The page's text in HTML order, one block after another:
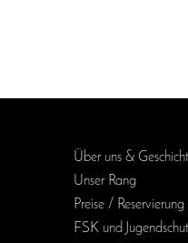
Über uns &
Unser Rang
Preise /
FSK und